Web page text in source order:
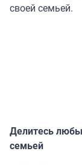
своей семьей.
Делитесь
семьей